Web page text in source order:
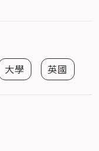
大學 英國